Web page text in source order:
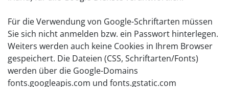
Für die Verwendung von Google-Schriftarten müssen
Sie sich nicht anmelden bzw. ein Passwort hinterlegen.
Weiters werden auch keine Cookies in Ihrem Browser
gespeichert. Die Dateien (CSS, Schriftarten/Fonts)
werden über die Google-Domains
fonts.googleapis.com und fonts.gstatic.com